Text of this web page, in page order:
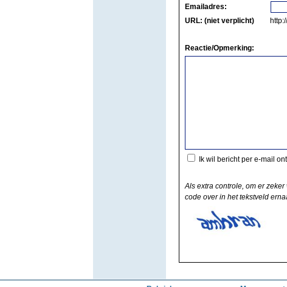
Emailadres:
URL: (niet verplicht)
Reactie/Opmerking:
Ik wil bericht per e-mail
Als extra controle, om er
code over in het tekstveld